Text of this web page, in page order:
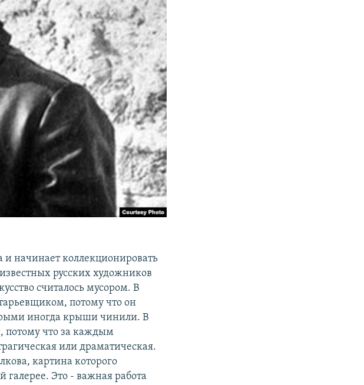
и начинает коллекционировать
русских художников
считалось мусором. В
потому что он
иногда крыши чинили. В
потому что за каждым
или драматическая.
картина которого
галерее. Это - важная работа